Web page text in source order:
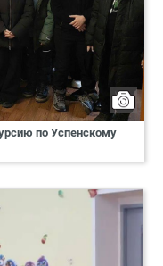
по Успенскому